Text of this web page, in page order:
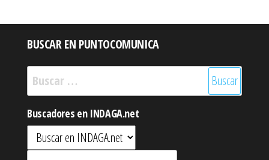
BUSCAR EN PUNTOCOMUNICA
Buscar:
Buscadores en INDAGA.net